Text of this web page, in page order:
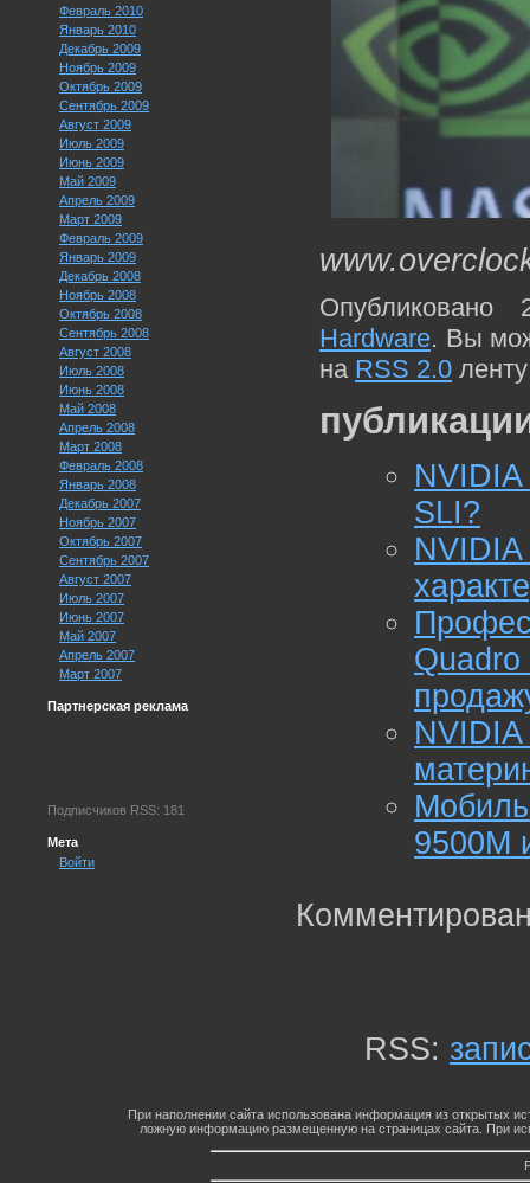
Февраль 2010
Январь 2010
Декабрь 2009
Ноябрь 2009
Октябрь 2009
Сентябрь 2009
Август 2009
Июль 2009
Июнь 2009
Май 2009
Апрель 2009
Март 2009
Февраль 2009
Январь 2009
Декабрь 2008
Ноябрь 2008
Октябрь 2008
Сентябрь 2008
Август 2008
Июль 2008
Июнь 2008
Май 2008
Апрель 2008
Март 2008
Февраль 2008
Январь 2008
Декабрь 2007
Ноябрь 2007
Октябрь 2007
Сентябрь 2007
Август 2007
Июль 2007
Июнь 2007
Май 2007
Апрель 2007
Март 2007
Партнерская реклама
Подписчиков RSS: 181
Мета
Войти
Hardware. Вы
на RSS 2.0
SLI?
9500M
RSS:
При наполнении сайта использована информация из открытых
ложную информацию размещенную на страницах сайта. При